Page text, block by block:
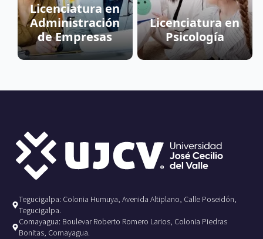
Licenciatura en
Administración
de Empresas
Licenciatura en
Psicología
Tegucigalpa: Colonia Humuya, Avenida Altiplano, Calle Poseidón,
Tegucigalpa.
Comayagua: Boulevar Roberto Romero Larios, Colonia Piedras
Bonitas, Comayagua.